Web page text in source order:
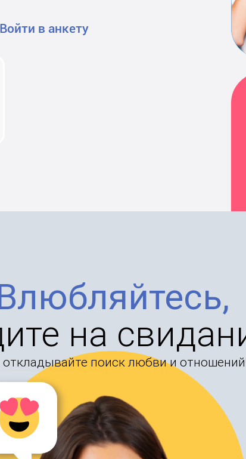
Войти в анкету
на
откладывайте поиск любви и